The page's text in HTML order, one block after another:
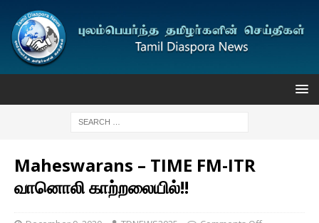
Maheswarans – TIME FM-ITR
வானொலி காற்றலையில்!!